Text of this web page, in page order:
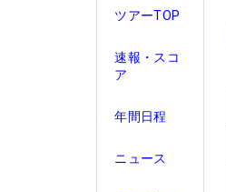
ツアーTOP
速報・スコ
ア
年間日程
ニュース